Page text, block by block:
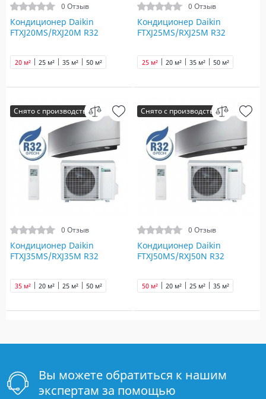
0 Отзыв
Кондиционер Daikin
FTXJ20MS/RXJ20M R32
20 м² 25 м² 35 м² 50 м²
0 Отзыв
Кондиционер Daikin
FTXJ25MS/RXJ25M R32
20 м²
25 м² 35 м² 50 м²
Снято с производства
0 Отзыв
Кондиционер Daikin
FTXJ35MS/RXJ35M R32
20 м² 25 м²
35 м² 50 м²
Снято с производства
0 Отзыв
Кондиционер Daikin
FTXJ50MS/RXJ50N R32
20 м² 25 м² 35 м²
50 м²
Вы можете обратиться к нашим
экспертам за помощью